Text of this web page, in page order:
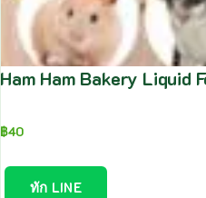
Ham Ham Bakery
฿40
ทัก LINE